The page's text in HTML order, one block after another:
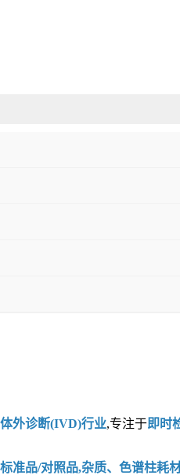
体外诊断(IVD)行业,专注于即时
标准品/对照品,杂质、色谱柱耗